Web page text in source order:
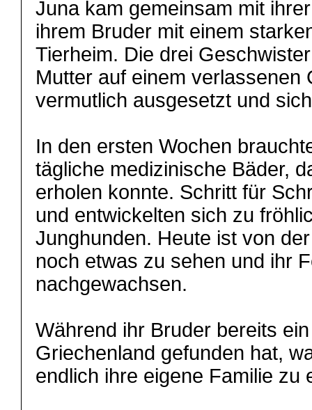
Juna kam gemeinsam mit
ihrem Bruder mit einem
Tierheim. Die drei
Mutter auf einem verlassenen
vermutlich ausgesetzt und
In den ersten Wochen
tägliche medizinische Bäder,
erholen konnte. Schritt für
und entwickelten sich zu
Junghunden. Heute ist von
noch etwas zu sehen und ihr
nachgewachsen.
Während ihr Bruder bereits
Griechenland gefunden hat,
endlich ihre eigene Familie zu